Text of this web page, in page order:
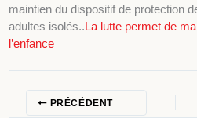
maintien du dispositif de protection
adultes isolés..La lutte permet de
l’enfance
PRÉCÉDENT